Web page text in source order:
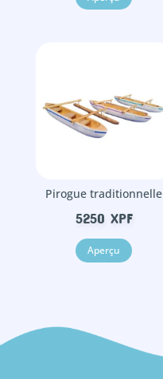
Pirogue traditionnelle
5250 XPF
Aperçu